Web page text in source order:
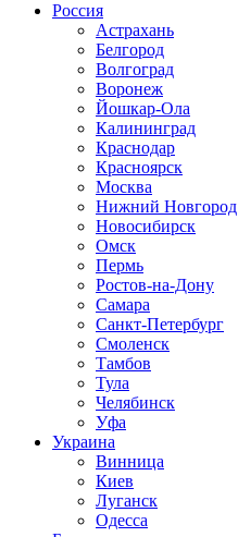
Россия
Астрахань
Белгород
Волгоград
Воронеж
Йошкар-Ола
Калининград
Краснодар
Красноярск
Москва
Нижний Новгород
Новосибирск
Омск
Пермь
Ростов-на-Дону
Самара
Санкт-Петербург
Смоленск
Тамбов
Тула
Челябинск
Уфа
Украина
Винница
Киев
Луганск
Одесса